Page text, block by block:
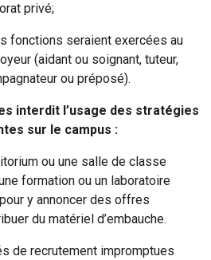
privé;
fonctions seraient exercées au
(aidant ou soignant, tuteur,
ou préposé).
interdit l’usage des stratégies
sur le campus :
ou une salle de classe
formation ou un laboratoire
y annoncer des offres
du matériel d’embauche.
de recrutement impromptues